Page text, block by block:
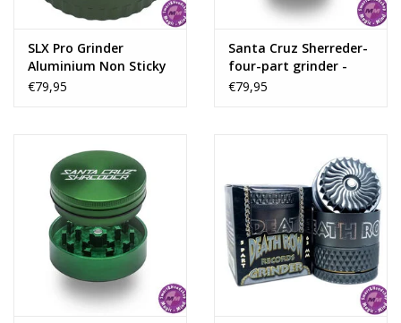
SLX Pro Grinder
Aluminium Non Sticky
62 mm
€79,95
Santa Cruz Sherreder-
four-part grinder -
black
€79,95